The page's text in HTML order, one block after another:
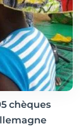
chèques